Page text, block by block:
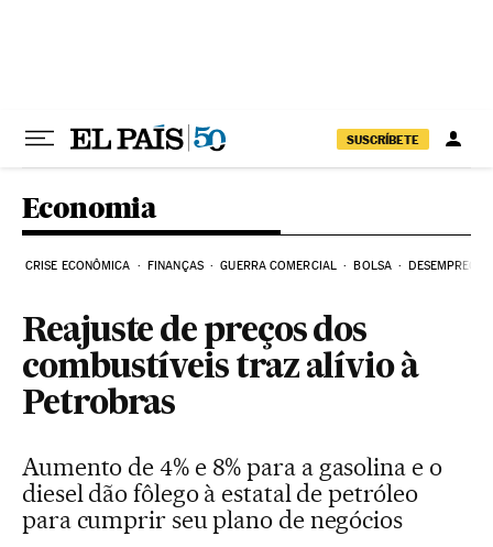
SUSCRÍBETE
Economia
CRISE ECONÔMICA FINANÇAS GUERRA COMERCIAL BOLSA DESEMPREGO
Reajuste de preços dos
combustíveis traz alívio à
Petrobras
Aumento de 4% e 8% para a gasolina e o
diesel dão fôlego à estatal de petróleo
para cumprir seu plano de negócios